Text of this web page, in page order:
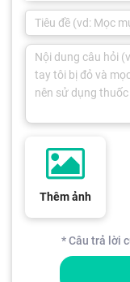
Thêm ảnh
* Câu trả lời